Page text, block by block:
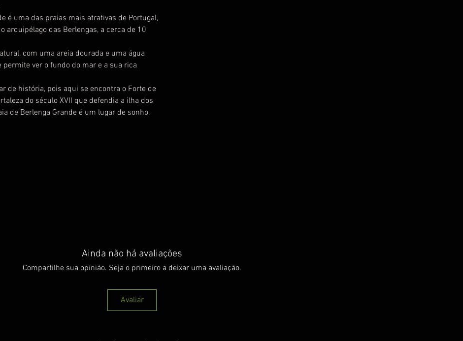
é uma das praias mais atrativas de Portugal,
arquipélago das Berlengas, a cerca de 10
com uma areia dourada e uma água
permite ver o fundo do mar e a sua rica
de história, pois aqui se encontra o Forte de
do século XVII que defendia a ilha dos
de Berlenga Grande é um lugar de sonho,
Ainda não há avaliações
Compartilhe sua opinião. Seja o primeiro a deixar uma avaliação.
Avaliar